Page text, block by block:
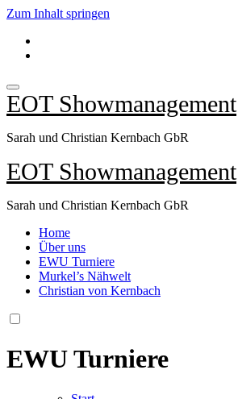
Zum Inhalt springen
EOT Showmanagement
Sarah und Christian Kernbach GbR
EOT Showmanagement
Sarah und Christian Kernbach GbR
Home
Über uns
EWU Turniere
Murkel’s Nähwelt
Christian von Kernbach
EWU Turniere